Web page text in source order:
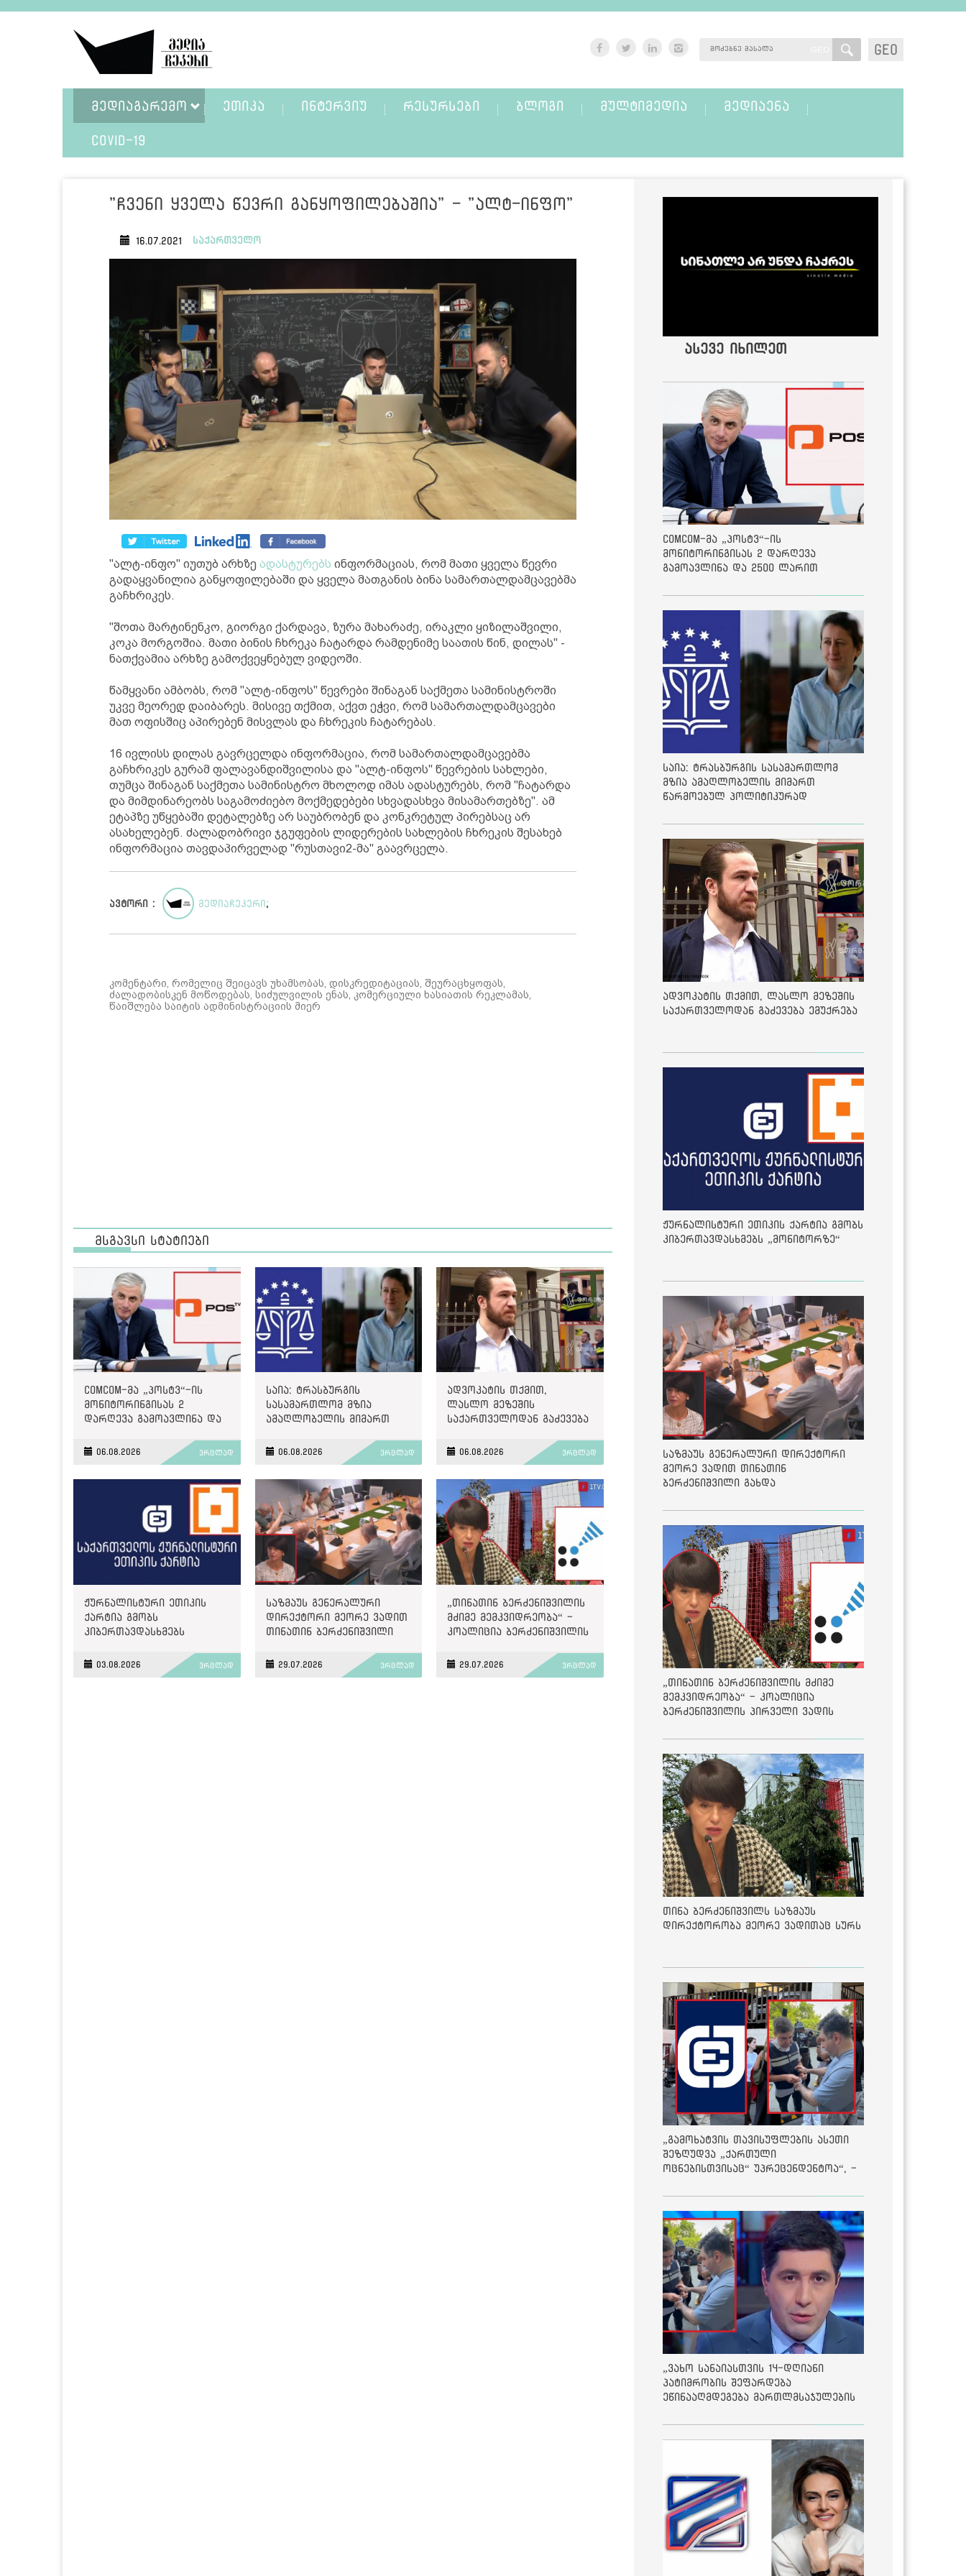
GEO
ᲛᲔᲓᲘᲐᲒᲐᲠᲔᲛᲝ ᲔᲗᲘᲙᲐ ᲘᲜᲢᲔᲠᲕᲘᲣ ᲠᲔᲡᲣᲠᲡᲔᲑᲘ ᲑᲚᲝᲒᲘ ᲛᲣᲚᲢᲘᲛᲔᲓᲘᲐ ᲛᲔᲓᲘᲐᲔᲜᲐ
COVID-19
"ჩვენი ყველა წევრი განყოფილებაშია" - "ალტ-ინფო"
16.07.2021 საქართველო
"ალტ-ინფო" იუთუბ არხზე ადასტურებს ინფორმაციას, რომ მათი ყველა წევრი
გადაყვანილია განყოფილებაში და ყველა მათგანის ბინა სამართალდამცავებმა
გაჩხრიკეს.
"შოთა მარტინენკო, გიორგი ქარდავა, ზურა მახარაძე, ირაკლი ყიზილაშვილი,
კოკა მორგოშია. მათი ბინის ჩხრეკა ჩატარდა რამდენიმე საათის წინ, დილას" -
ნათქვამია არხზე გამოქვეყნებულ ვიდეოში.
წამყვანი ამბობს, რომ "ალტ-ინფოს" წევრები შინაგან საქმეთა სამინისტროში
უკვე მეორედ დაიბარეს. მისივე თქმით, აქვთ ეჭვი, რომ სამართალდამცავები
მათ ოფისშიც აპირებენ მისვლას და ჩხრეკის ჩატარებას.
16 ივლისს დილას გავრცელდა ინფორმაცია, რომ სამართალდამცავებმა
გაჩხრიკეს გურამ ფალავანდიშვილისა და "ალტ-ინფოს" წევრების სახლები,
თუმცა შინაგან საქმეთა სამინისტრო მხოლოდ იმას ადასტურებს, რომ "ჩატარდა
და მიმდინარეობს საგამოძიებო მოქმედებები სხვადასხვა მისამართებზე". ამ
ეტაპზე უწყებაში დეტალებზე არ საუბრობენ და კონკრეტულ პირებსაც არ
ასახელებენ. ძალადობრივი ჯგუფების ლიდერების სახლების ჩხრეკის შესახებ
ინფორმაცია თავდაპირველად "რუსთავი2-მა" გაავრცელა.
ავტორი : მედიაჩეკერი ;
კომენტარი, რომელიც შეიცავს უხამსობას, დისკრედიტაციას, შეურაცხყოფას,
ძალადობისკენ მოწოდებას, სიძულვილის ენას, კომერციული ხასიათის რეკლამას,
წაიშლება საიტის ადმინისტრაციის მიერ
მსგავსი სტატიები
ComCom-მა „პოსტვ“-ის
მონიტორინგისას 2
დარღევა გამოავლინა და
06.08.2026 ვრცლად
საია: ტრასბურგის
სასამართლომ მზია
ამაღლობელის მიმართ
მოტივირებულ ბრალდების
საქმეზე მეოთხე საჩივარი
06.08.2026 ვრცლად
ადვოკატის თქმით,
ლასლო მეზეშის
საქართველოდან გაძევება
06.08.2026 ვრცლად
ჟურნალისტური ეთიკის
ქარტია გმობს
კიბერთავდასხმებს
03.08.2026 ვრცლად
საზმაუს გენერალური
დირექტორი მეორე ვადით
თინათინ ბერძენიშვილი
29.07.2026 ვრცლად
„თინათინ ბერძენიშვილის
მძიმე მემკვიდრეობა“ -
კოალიცია ბერძენიშვილის
29.07.2026 ვრცლად
ასევე იხილეთ
ComCom-მა „პოსტვ“-ის
მონიტორინგისას 2 დარღევა
გამოავლინა და 2500 ლარით
საია: ტრასბურგის სასამართლომ
მზია ამაღლობელის მიმართ
წარმოებულ პოლიტიკურად
მეოთხე საჩივარი დაარეგისტრირა
ადვოკატის თქმით, ლასლო მეზეშის
საქართველოდან გაძევება ემუქრება
ჟურნალისტური ეთიკის ქარტია გმობს
კიბერთავდასხმებს „მონიტორზე“
საზმაუს გენერალური დირექტორი
მეორე ვადით თინათინ
ბერძენიშვილი გახდა
„თინათინ ბერძენიშვილის მძიმე
მემკვიდრეობა“ - კოალიცია
ბერძენიშვილის პირველი ვადის
თინა ბერძენიშვილს საზმაუს
დირექტორობა მეორე ვადითაც სურს
„გამოხატვის თავისუფლების ასეთი
შეზღუდვა „ქართული
ოცნებისთვისაც“ უპრეცენდენტოა“, -
„ვახო სანაიასთვის 14-დღიანი
პატიმრობის შეფარდება
ეწინააღმდეგება მართლმსაჯულების